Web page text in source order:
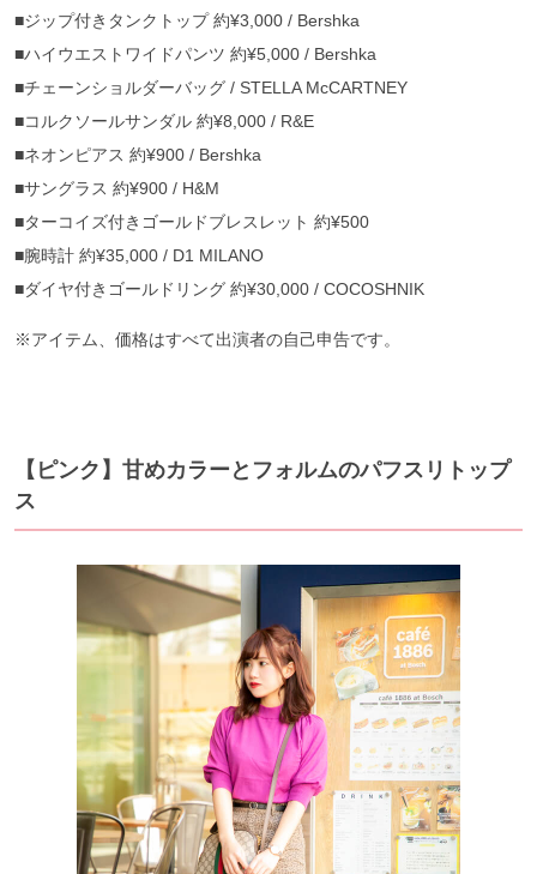
■ジップ付きタンクトップ 約¥3,000 / Bershka
■ハイウエストワイドパンツ 約¥5,000 / Bershka
■チェーンショルダーバッグ / STELLA McCARTNEY
■コルクソールサンダル 約¥8,000 / R&E
■ネオンピアス 約¥900 / Bershka
■サングラス 約¥900 / H&M
■ターコイズ付きゴールドブレスレット 約¥500
■腕時計 約¥35,000 / D1 MILANO
■ダイヤ付きゴールドリング 約¥30,000 / COCOSHNIK
※アイテム、価格はすべて出演者の自己申告です。
【ピンク】甘めカラーとフォルムのパフスリトップ
ス